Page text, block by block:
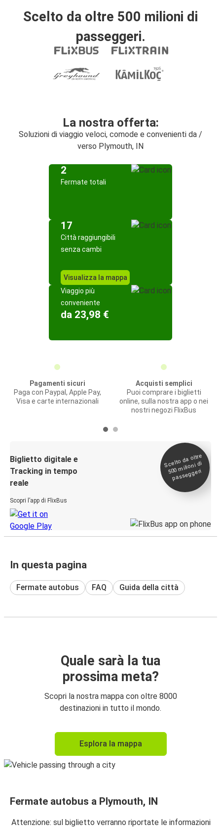
Scelto da oltre 500 milioni di
passeggeri.
La nostra offerta:
Soluzioni di viaggio veloci, comode e convenienti da /
verso Plymouth, IN
2
Fermate totali
17
Città raggiungibili
senza cambi
Visualizza la mappa
Viaggio più
conveniente
da 23,98 €
Pagamenti sicuri
Paga con Paypal, Apple Pay,
Visa e carte internazionali
Acquisti semplici
Puoi comprare i biglietti
online, sulla nostra app o nei
nostri negozi FlixBus
Biglietto digitale e
Tracking in tempo
reale
Scopri l’app di FlixBus
Scelto da oltre
500
milioni di
passeggeri
In questa pagina
Fermate autobus FAQ Guida della città
Quale sarà la tua
prossima meta?
Scopri la nostra mappa con oltre 8000
destinazioni in tutto il mondo.
Esplora la mappa
Fermate autobus a Plymouth, IN
Attenzione: sul biglietto verranno riportate le informazioni